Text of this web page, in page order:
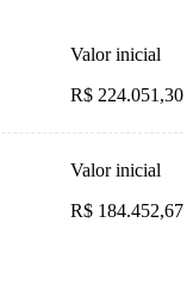
Valor inicial
R$ 224.051,30
Valor inicial
R$ 184.452,67